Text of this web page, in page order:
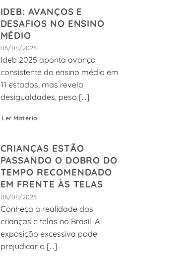
IDEB: AVANÇOS E
DESAFIOS NO ENSINO
MÉDIO
06/08/2026
Ideb 2025 aponta avanço
consistente do ensino médio em
11 estados, mas revela
desigualdades, peso [...]
Ler Matéria
CRIANÇAS ESTÃO
PASSANDO O DOBRO DO
TEMPO RECOMENDADO
EM FRENTE ÀS TELAS
06/08/2026
Conheça a realidade das
crianças e telas no Brasil. A
exposição excessiva pode
prejudicar o [...]